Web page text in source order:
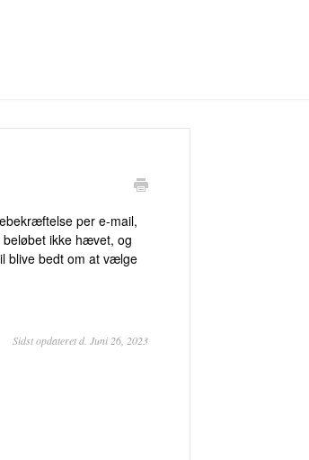
per e-mail,
ikke hævet, og
blive bedt om at vælge
Sidst opdateret d. Juni 26, 2023